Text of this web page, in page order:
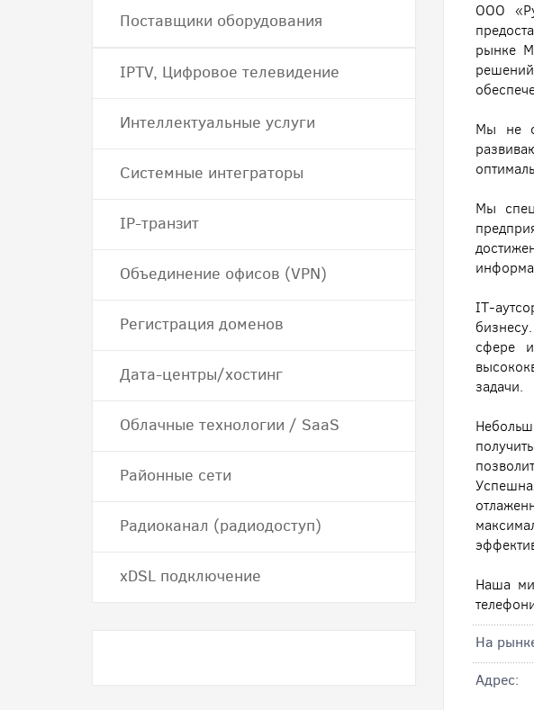
ООО
рынке
Мы не
Мы
IT-
сфере
задачи.
Наша
На
Адрес:
Поставщики оборудования
IPTV, Цифровое телевидение
Интеллектуальные услуги
Системные интеграторы
IP-транзит
Объединение офисов (VPN)
Регистрация доменов
Дата-центры/хостинг
Облачные технологии / SaaS
Районные сети
Радиоканал (радиодоступ)
хDSL подключение